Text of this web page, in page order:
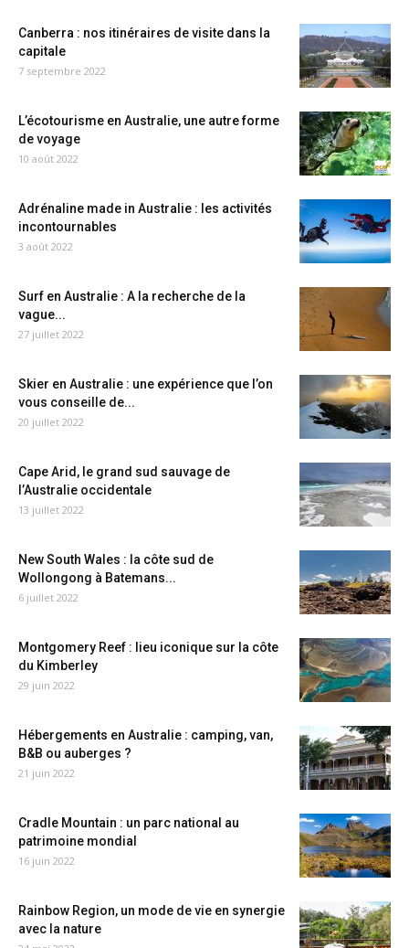
Canberra : nos itinéraires de visite dans la
capitale
7 septembre 2022
L’écotourisme en Australie, une autre forme
de voyage
10 août 2022
Adrénaline made in Australie : les activités
incontournables
3 août 2022
Surf en Australie : A la recherche de la
vague...
27 juillet 2022
Skier en Australie : une expérience que l’on
vous conseille de...
20 juillet 2022
Cape Arid, le grand sud sauvage de
l’Australie occidentale
13 juillet 2022
New South Wales : la côte sud de
Wollongong à Batemans...
6 juillet 2022
Montgomery Reef : lieu iconique sur la côte
du Kimberley
29 juin 2022
Hébergements en Australie : camping, van,
B&B ou auberges ?
21 juin 2022
Cradle Mountain : un parc national au
patrimoine mondial
16 juin 2022
Rainbow Region, un mode de vie en synergie
avec la nature